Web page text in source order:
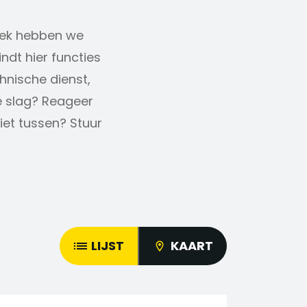
hebben we
hier functies
dienst,
Reageer
tussen? Stuur
LIJST KAART